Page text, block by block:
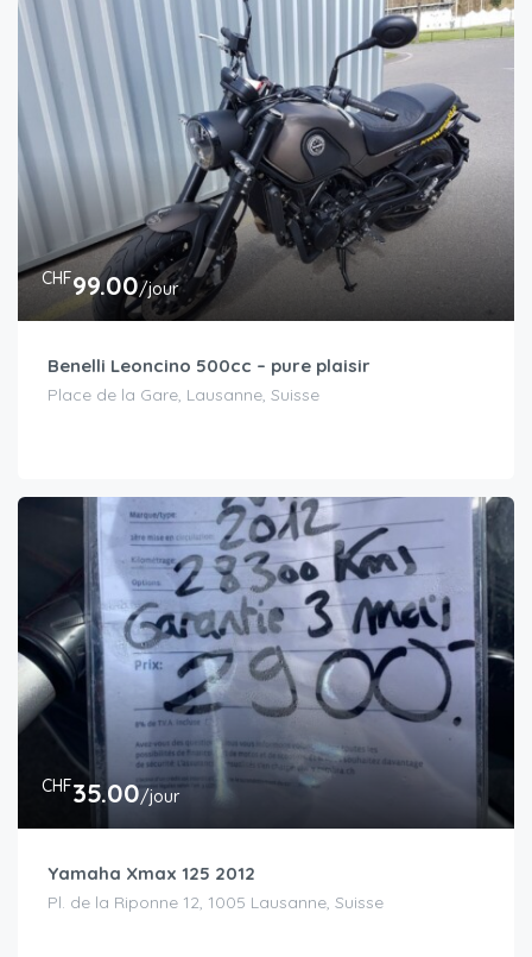
CHF99.00/jour
Benelli Leoncino 500cc – pure plaisir
Place de la Gare, Lausanne, Suisse
CHF35.00/jour
Yamaha Xmax 125 2012
Pl. de la Riponne 12, 1005 Lausanne, Suisse